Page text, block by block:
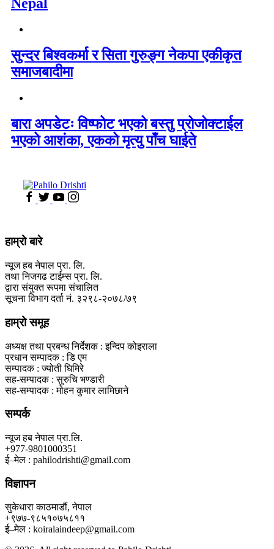
सुन्दर बिश्वकर्मा र सिता गुरुङ्ग नेकपा एकीकृत
समाजबादीमा
बारा अपडेटः विष्फोट भएको बस्तु प्रोजोक्टाईल
भएको आशंका, एकको मृत्यु पाँच घाईते
हाम्रो बारे
न्यूज हब नेपाल प्रा. लि.
तथा निजगढ टाईम्स प्रा. लि.
द्वारा संयुक्त रूपमा संचालित
सूचना विभाग दर्ता नं. ३२९८-२०७८/७९
हाम्रो समूह
अध्यक्ष तथा प्रबन्ध निर्देशक : इन्दिप कोइराला
प्रधान सम्पादक : डि एम
सम्पादक : ज्योती घिमिरे
सह-सम्पादक : सुरुचि भण्डारी
सह-सम्पादक : मोहन कुमार लामिछाने
सम्पर्क
न्यूज हब नेपाल प्रा.लि.
+977-9801000351
ई–मेल : pahilodrishti@gmail.com
विज्ञापन
सुकेधारा काठमाडौं, नेपाल
+९७७-९८५१०७५८११
ई–मेल : koiralaindeep@gmail.com